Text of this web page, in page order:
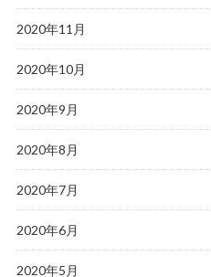
2020年11月
2020年10月
2020年9月
2020年8月
2020年7月
2020年6月
2020年5月